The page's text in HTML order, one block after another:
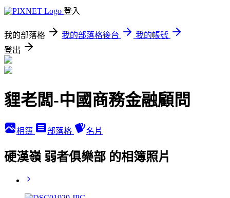
登入
我的部落格 我的部落格後台
我的帳號
登出
貍老闆-中國商務金融顧問
相簿 部落格 名片
硬漢嶺 弱者俱樂部 的相簿照片